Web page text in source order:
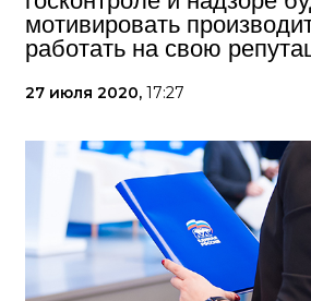
мотивировать
работать на свою
27 июля 2020, 17:27